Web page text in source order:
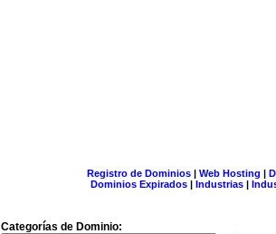
Registro de Dominios| Web Hosting |
Dominios Expirados | Industrias |
Categorías de Dominio: